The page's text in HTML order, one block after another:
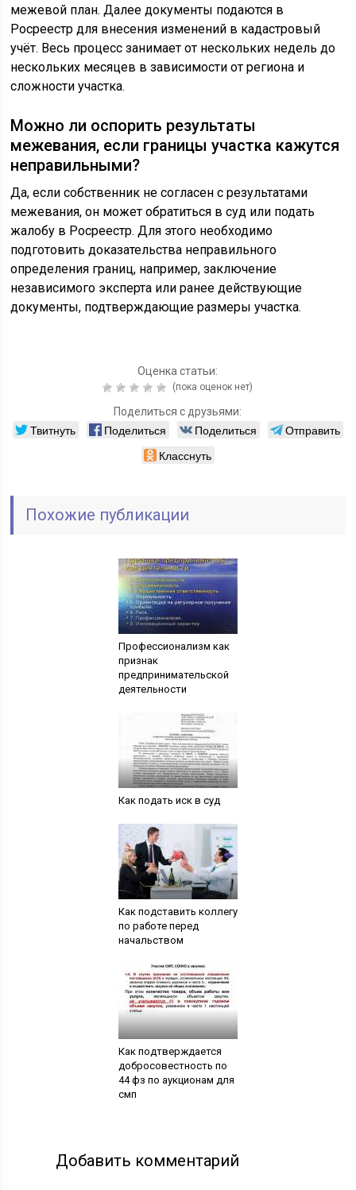
межевой план. Далее документы подаются в
Росреестр для внесения изменений в кадастровый
учёт. Весь процесс занимает от нескольких недель до
нескольких месяцев в зависимости от региона и
сложности участка.
Можно ли оспорить результаты
межевания, если границы участка кажутся
неправильными?
Да, если собственник не согласен с результатами
межевания, он может обратиться в суд или подать
жалобу в Росреестр. Для этого необходимо
подготовить доказательства неправильного
определения границ, например, заключение
независимого эксперта или ранее действующие
документы, подтверждающие размеры участка.
Оценка статьи:
(пока оценок нет)
Поделиться с друзьями:
Твитнуть Поделиться Поделиться
Отправить
Класснуть
Похожие публикации
Профессионализм как
признак
предпринимательской
деятельности
Как подать иск в суд
Как подставить коллегу
по работе перед
начальством
Как подтверждается
добросовестность по
44 фз по аукционам для
смп
Добавить комментарий